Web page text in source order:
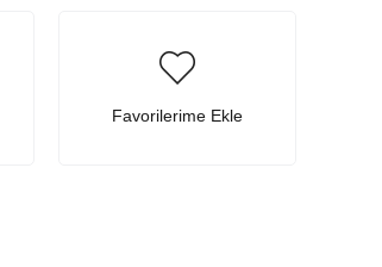
Favorilerime Ekle